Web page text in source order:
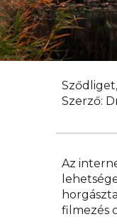
Szerző:
Az
filmezés